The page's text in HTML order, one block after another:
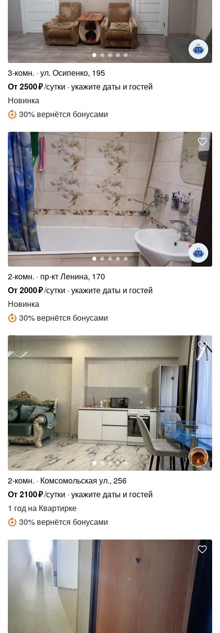
3-комн. ул. Осипенко, 195
От2500₽/сутки укажите даты и гостей
Новинка
30% вернётся бонусами
2-комн.
пр-кт Ленина, 170
От2000₽/сутки укажите даты и гостей
Новинка
30% вернётся бонусами
2-комн.
Комсомольская ул., 256
От2100₽/сутки укажите даты и гостей
1 год на Квартирке
30% вернётся бонусами